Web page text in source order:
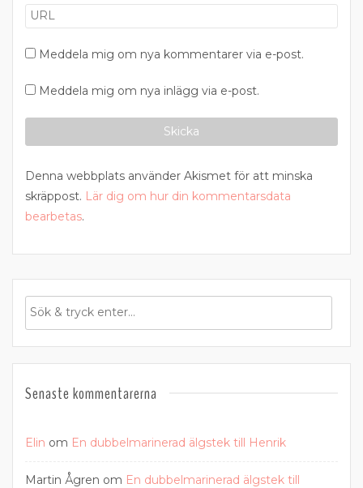
Meddela mig om nya kommentarer via e-post.
Meddela mig om nya inlägg via e-post.
Denna webbplats använder Akismet för att minska
skräppost. Lär dig om hur din kommentarsdata
bearbetas.
Senaste kommentarerna
Elin om En dubbelmarinerad älgstek till Henrik
Martin Ågren om En dubbelmarinerad älgstek till